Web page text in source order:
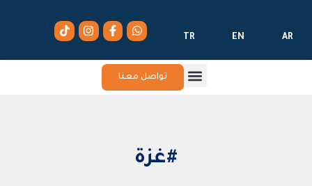
AR
EN
TR
تواصل معنا
#غزة